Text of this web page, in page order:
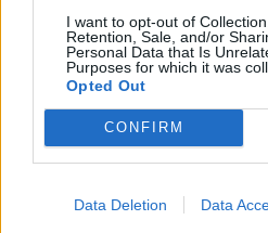
I want to opt-out of
Retention, Sale, and/or
Personal Data that Is
Purposes for which it was
Opted Out
CONFIRM
Data Deletion Data
Team Farmerama DA & NO
Hvordan låser jeg min
I forbindelse med en registering